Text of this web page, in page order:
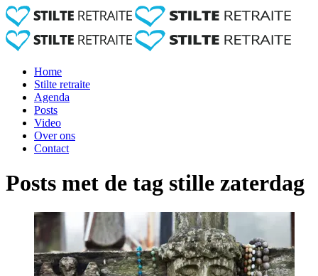
Home
Stilte retraite
Agenda
Posts
Video
Over ons
Contact
Posts met de tag stille zaterdag